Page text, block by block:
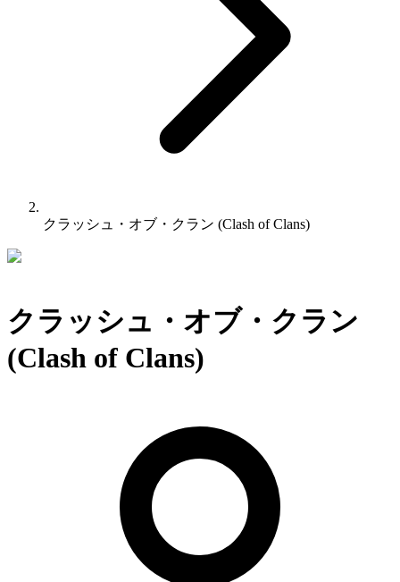
クラッシュ・オブ・クラン (Clash of Clans)
クラッシュ・オブ・クラン
(Clash of Clans)